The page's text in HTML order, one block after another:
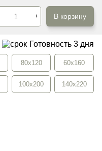
В корзину
+
Готовность 3 дня
80x120 60x160
100x200 140x220